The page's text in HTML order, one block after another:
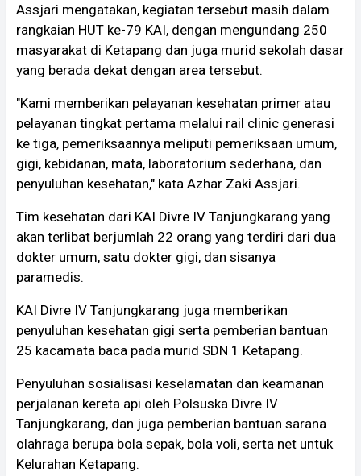
Assjari mengatakan, kegiatan tersebut masih dalam
rangkaian HUT ke-79 KAI, dengan mengundang 250
masyarakat di Ketapang dan juga murid sekolah dasar
yang berada dekat dengan area tersebut.
"Kami memberikan pelayanan kesehatan primer atau
pelayanan tingkat pertama melalui rail clinic generasi
ke tiga, pemeriksaannya meliputi pemeriksaan umum,
gigi, kebidanan, mata, laboratorium sederhana, dan
penyuluhan kesehatan," kata Azhar Zaki Assjari.
Tim kesehatan dari KAI Divre IV Tanjungkarang yang
akan terlibat berjumlah 22 orang yang terdiri dari dua
dokter umum, satu dokter gigi, dan sisanya
paramedis.
KAI Divre IV Tanjungkarang juga memberikan
penyuluhan kesehatan gigi serta pemberian bantuan
25 kacamata baca pada murid SDN 1 Ketapang.
Penyuluhan sosialisasi keselamatan dan keamanan
perjalanan kereta api oleh Polsuska Divre IV
Tanjungkarang, dan juga pemberian bantuan sarana
olahraga berupa bola sepak, bola voli, serta net untuk
Kelurahan Ketapang.